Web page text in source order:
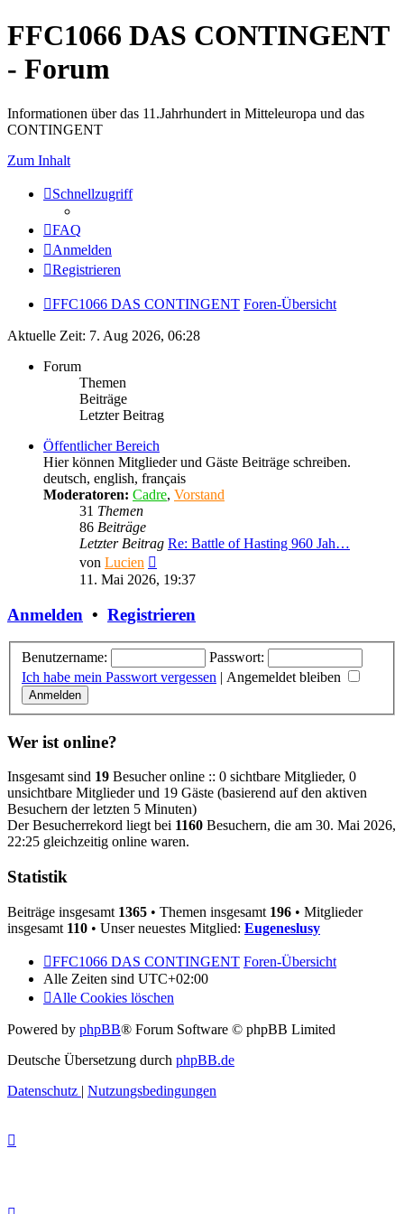
FFC1066 DAS CONTINGENT
- Forum
Informationen über das 11.Jahrhundert in Mitteleuropa und das
CONTINGENT
Zum Inhalt
Schnellzugriff
FAQ
Anmelden
Registrieren
FFC1066 DAS CONTINGENT Foren-Übersicht
Aktuelle Zeit: 7. Aug 2026, 06:28
Forum
Themen
Beiträge
Letzter Beitrag
Öffentlicher Bereich
Hier können Mitglieder und Gäste Beiträge schreiben.
deutsch, english, français
Moderatoren: Cadre, Vorstand
31 Themen
86 Beiträge
Letzter Beitrag Re: Battle of Hasting 960 Jah…
von Lucien
Beitrag
11. Mai 2026, 19:37
Anmelden • Registrieren
Benutzername:
Passwort:
Ich habe mein Passwort vergessen | Angemeldet bleiben
Wer ist online?
Insgesamt sind 19 Besucher online :: 0 sichtbare Mitglieder, 0
unsichtbare Mitglieder und 19 Gäste (basierend auf den aktiven
Besuchern der letzten 5 Minuten)
Der Besucherrekord liegt bei 1160 Besuchern, die am 30. Mai 2026,
22:25 gleichzeitig online waren.
Statistik
Beiträge insgesamt 1365 • Themen insgesamt 196 • Mitglieder
insgesamt 110 • Unser neuestes Mitglied: Eugeneslusy
FFC1066 DAS CONTINGENT Foren-Übersicht
Alle Zeiten sind UTC+02:00
Alle Cookies löschen
Powered by phpBB® Forum Software © phpBB Limited
Deutsche Übersetzung durch phpBB.de
Datenschutz | Nutzungsbedingungen